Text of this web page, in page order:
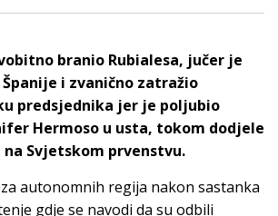
branio Rubialesa, jučer je
Španije i zvanično zatražio
predsjednika jer je poljubio
Hermoso u usta, tokom dodjele
Svjetskom prvenstvu.
autonomnih regija nakon sastanka
gdje se navodi da su odbili